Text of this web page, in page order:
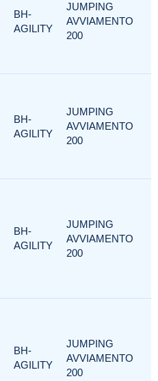
BH-
AGILITY
JUMPING
AVVIAMENTO
200
BH-
AGILITY
JUMPING
AVVIAMENTO
200
BH-
AGILITY
JUMPING
AVVIAMENTO
200
BH-
AGILITY
JUMPING
AVVIAMENTO
200